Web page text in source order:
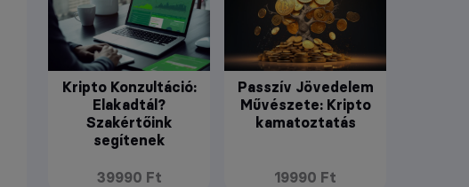
Kripto Konzultáció:
Elakadtál?
Szakértőink
segítenek
39990 Ft
Passzív Jövedelem
Művészete: Kripto
kamatoztatás
19990 Ft